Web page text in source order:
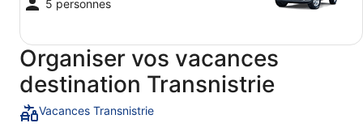
5 personnes
Organiser vos vacances
destination Transnistrie
Vacances Transnistrie